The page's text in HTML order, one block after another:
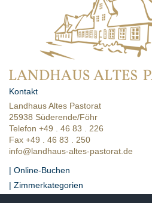
Kontakt
Landhaus Altes Pastorat
25938 Süderende/Föhr
Telefon +49 . 46 83 . 226
Fax +49 . 46 83 . 250
info@landhaus-altes-pastorat.de
| Online-Buchen
| Zimmerkategorien